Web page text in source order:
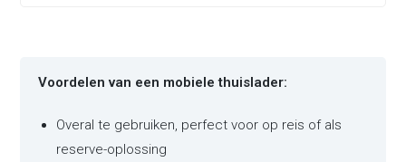
Voordelen van een mobiele thuislader:
Overal te gebruiken, perfect voor op reis of als
reserve-oplossing